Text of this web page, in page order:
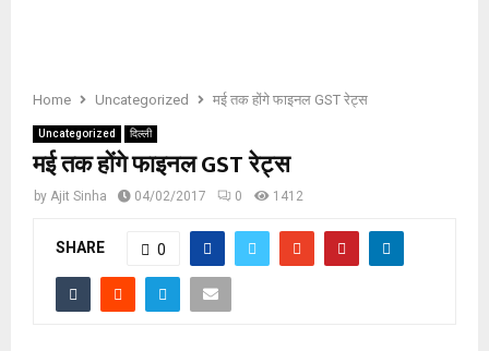
Home Uncategorized मई तक होंगे फाइनल GST रेट्स
Uncategorized दिल्ली
मई तक होंगे फाइनल GST रेट्स
by Ajit Sinha 04/02/2017 0 1412
SHARE 0